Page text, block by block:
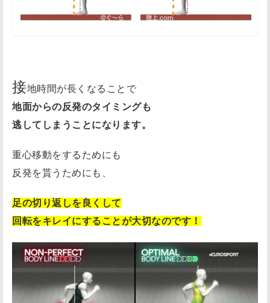
接地時間が長くなることで
地面からの反発のタイミングも
逃してしまうことになります。
重心移動をするためにも
反発を貰うためにも、
足の切り返しを良くして
回転をキレイにすることが大切なのです！